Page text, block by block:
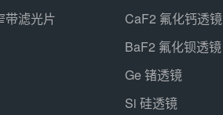
带滤光片
CaF2 氟化钙透镜
BaF2 氟化钡透镜
Ge 锗透镜
Si 硅透镜